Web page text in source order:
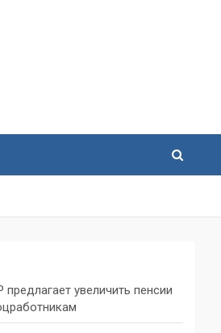
увеличить пенсии